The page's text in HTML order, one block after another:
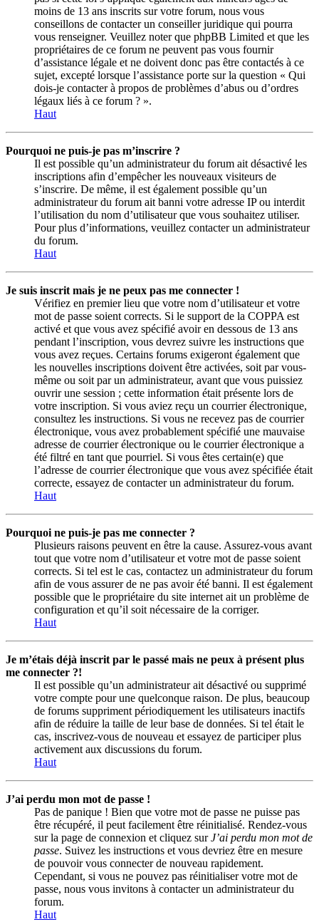
moins de 13 ans inscrits sur votre forum, nous vous
conseillons de contacter un conseiller juridique qui pourra
vous renseigner. Veuillez noter que phpBB Limited et que les
propriétaires de ce forum ne peuvent pas vous fournir
d’assistance légale et ne doivent donc pas être contactés à ce
sujet, excepté lorsque l’assistance porte sur la question « Qui
dois-je contacter à propos de problèmes d’abus ou d’ordres
légaux liés à ce forum ? ».
Haut
Pourquoi ne puis-je pas m’inscrire ?
Il est possible qu’un administrateur du forum ait désactivé les
inscriptions afin d’empêcher les nouveaux visiteurs de
s’inscrire. De même, il est également possible qu’un
administrateur du forum ait banni votre adresse IP ou interdit
l’utilisation du nom d’utilisateur que vous souhaitez utiliser.
Pour plus d’informations, veuillez contacter un administrateur
du forum.
Haut
Je suis inscrit mais je ne peux pas me connecter !
Vérifiez en premier lieu que votre nom d’utilisateur et votre
mot de passe soient corrects. Si le support de la COPPA est
activé et que vous avez spécifié avoir en dessous de 13 ans
pendant l’inscription, vous devrez suivre les instructions que
vous avez reçues. Certains forums exigeront également que
les nouvelles inscriptions doivent être activées, soit par vous-
même ou soit par un administrateur, avant que vous puissiez
ouvrir une session ; cette information était présente lors de
votre inscription. Si vous aviez reçu un courrier électronique,
consultez les instructions. Si vous ne recevez pas de courrier
électronique, vous avez probablement spécifié une mauvaise
adresse de courrier électronique ou le courrier électronique a
été filtré en tant que pourriel. Si vous êtes certain(e) que
l’adresse de courrier électronique que vous avez spécifiée était
correcte, essayez de contacter un administrateur du forum.
Haut
Pourquoi ne puis-je pas me connecter ?
Plusieurs raisons peuvent en être la cause. Assurez-vous avant
tout que votre nom d’utilisateur et votre mot de passe soient
corrects. Si tel est le cas, contactez un administrateur du forum
afin de vous assurer de ne pas avoir été banni. Il est également
possible que le propriétaire du site internet ait un problème de
configuration et qu’il soit nécessaire de la corriger.
Haut
Je m’étais déjà inscrit par le passé mais ne peux à présent plus
me connecter ?!
Il est possible qu’un administrateur ait désactivé ou supprimé
votre compte pour une quelconque raison. De plus, beaucoup
de forums suppriment périodiquement les utilisateurs inactifs
afin de réduire la taille de leur base de données. Si tel était le
cas, inscrivez-vous de nouveau et essayez de participer plus
activement aux discussions du forum.
Haut
J’ai perdu mon mot de passe !
Pas de panique ! Bien que votre mot de passe ne puisse pas
être récupéré, il peut facilement être réinitialisé. Rendez-vous
sur la page de connexion et cliquez surJ’ai perdu mon mot de
passe. Suivez les instructions et vous devriez être en mesure
de pouvoir vous connecter de nouveau rapidement.
Cependant, si vous ne pouvez pas réinitialiser votre mot de
passe, nous vous invitons à contacter un administrateur du
forum.
Haut